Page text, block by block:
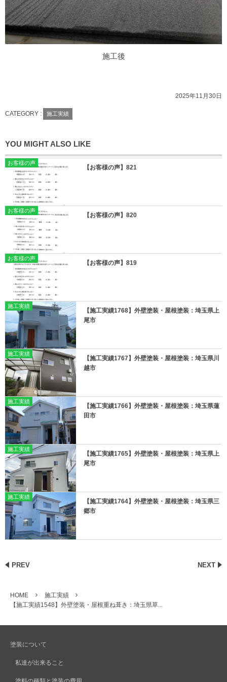
施工後
2025年11月30日
CATEGORY : 施工実績
YOU MIGHT ALSO LIKE
お客様の声
【お客様の声】821
お客様の声
【お客様の声】820
お客様の声
【お客様の声】819
施工実績
【施工実績1768】外壁塗装・屋根塗装：埼玉県上
尾市
施工実績
【施工実績1767】外壁塗装・屋根塗装：埼玉県川
越市
施工実績
【施工実績1766】外壁塗装・屋根塗装：埼玉県蓮
田市
施工実績
【施工実績1765】外壁塗装・屋根塗装：埼玉県上
尾市
施工実績
【施工実績1764】外壁塗装・屋根塗装：埼玉県三
郷市
PREV NEXT
HOME
施工実績
【施工実績1548】外壁塗装・屋根重ね葺き：埼玉県草...
塗装について
私達が出来ること